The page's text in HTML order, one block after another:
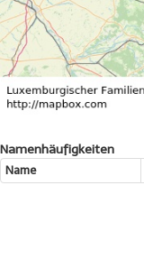
Namenhäufigkeiten
Name